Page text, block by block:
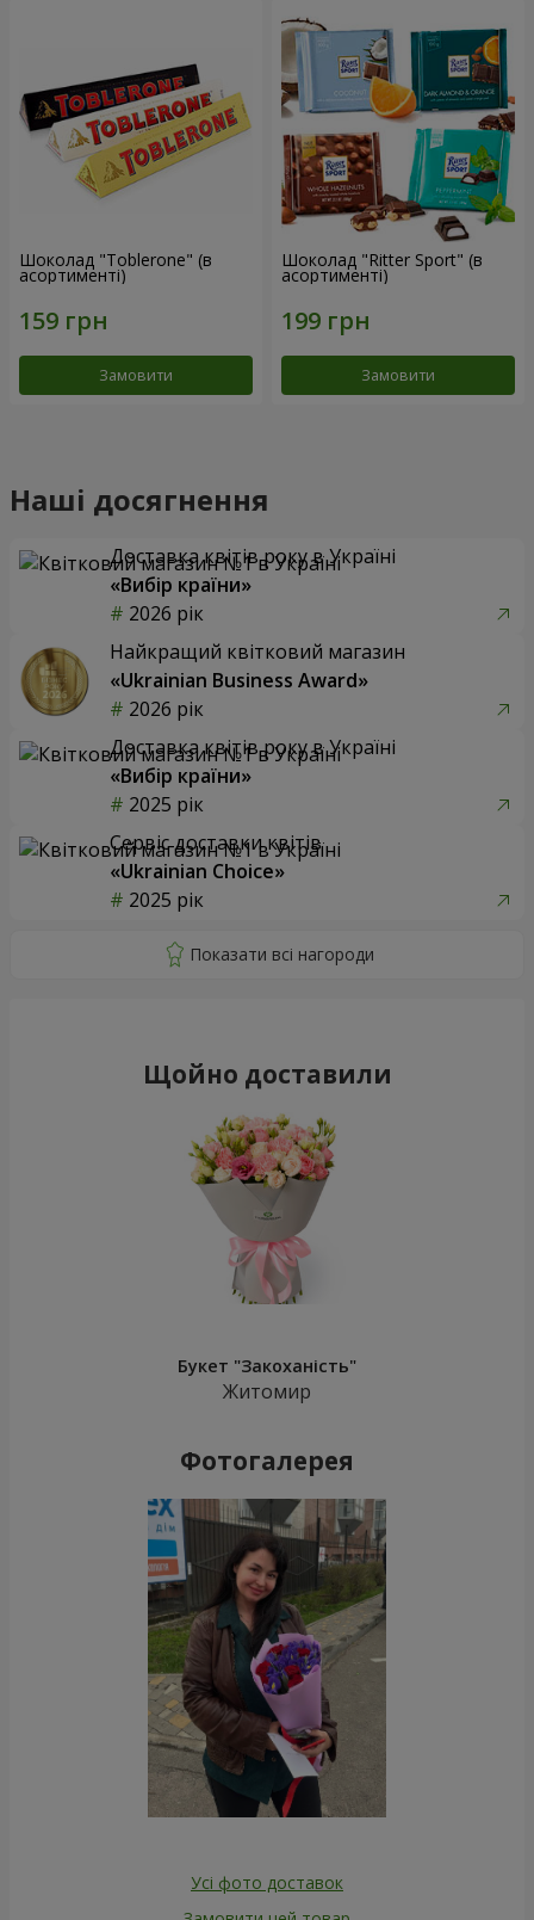
Шоколад "Toblerone" (в
асортименті)
Замовити
Шоколад "Ritter Sport" (в
асортименті)
Замовити
Наші досягнення
Доставка квітів року в Україні
«Вибір країни»
2026 рік
Найкращий квітковий магазин
«Ukrainian Business Award»
2026 рік
Доставка квітів року в Україні
«Вибір країни»
2025 рік
Сервіс доставки квітів
«Ukrainian Choice»
2025 рік
Щойно доставили
Букет "Закоханість"
Житомир
Фотогалерея
Усі фото доставок